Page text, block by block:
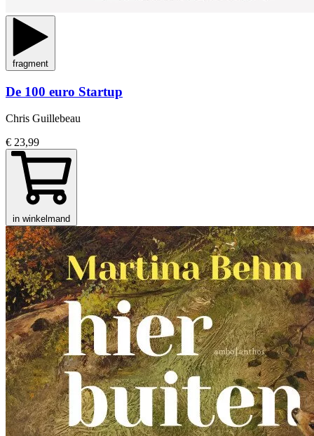
fragment
De 100 euro Startup
Chris Guillebeau
€ 23,99
in winkelmand